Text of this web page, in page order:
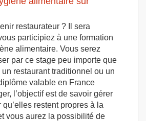
restaurateur ? Il sera
participiez à une formation
alimentaire. Vous serez
par ce stage peu importe que
restaurant traditionnel ou un
valable en France
l’objectif est de savoir gérer
qu’elles restent propres à la
vous aurez la possibilité de